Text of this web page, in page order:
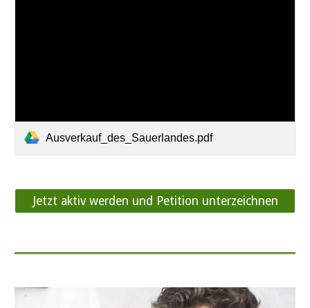
Ausverkauf_des_Sauerlandes.pdf
Jetzt aktiv werden und Petition unterzeichnen